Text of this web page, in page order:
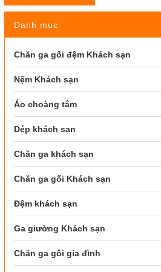
Danh mục
Chăn ga gối đệm Khách sạn
Nệm Khách sạn
Áo choàng tắm
Dép khách sạn
Chăn ga khách sạn
Chăn ga gối Khách sạn
Đệm khách sạn
Ga giường Khách sạn
Chăn ga gối gia đình